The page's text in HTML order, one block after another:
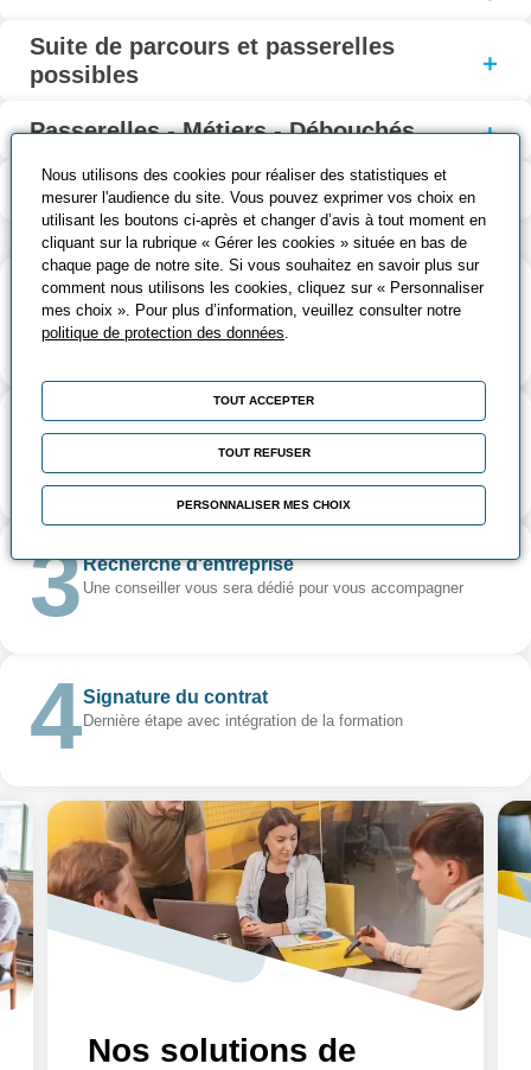
Suite de parcours et passerelles
possibles
Passerelles - Métiers - Débouchés
Contenu de la formation
Inscription
Une inscription 100% en ligne sur le site
Admission
Etude du dossier, entretien et questionnaire technique
Recherche d'entreprise
Une conseiller vous sera dédié pour vous accompagner
Signature du contrat
Dernière étape avec intégration de la formation
Nos solutions de
Nous utilisons des cookies pour réaliser des statistiques et
mesurer l'audience du site. Vous pouvez exprimer vos choix en
utilisant les boutons ci-après et changer d’avis à tout moment en
cliquant sur la rubrique « Gérer les cookies » située en bas de
chaque page de notre site. Si vous souhaitez en savoir plus sur
comment nous utilisons les cookies, cliquez sur « Personnaliser
mes choix ». Pour plus d’information, veuillez consulter notre
politique de protection des données
TOUT ACCEPTER
TOUT REFUSER
PERSONNALISER MES CHOIX